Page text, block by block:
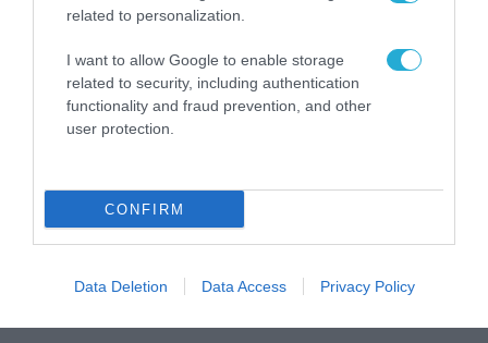
related to personalization.
I want to allow Google to enable storage
related to security, including authentication
functionality and fraud prevention, and other
user protection.
CONFIRM
Data Deletion Data Access Privacy Policy
υπογραφή της Xiaomi
31.07.2026
ΟΛΗ Η ΡΟΗ ΕΙΔΗΣΕΩΝ